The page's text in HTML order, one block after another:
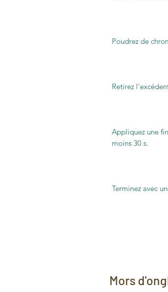
Poudrez de
Retirez
Appliquez une
moins 30 s.
Terminez avec
Mors